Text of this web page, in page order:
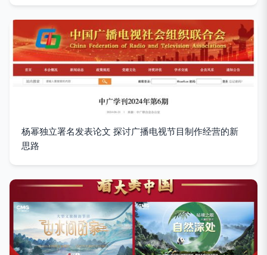
杨幂独立署名发表论文 探讨广播电视节目制作经营的新
思路